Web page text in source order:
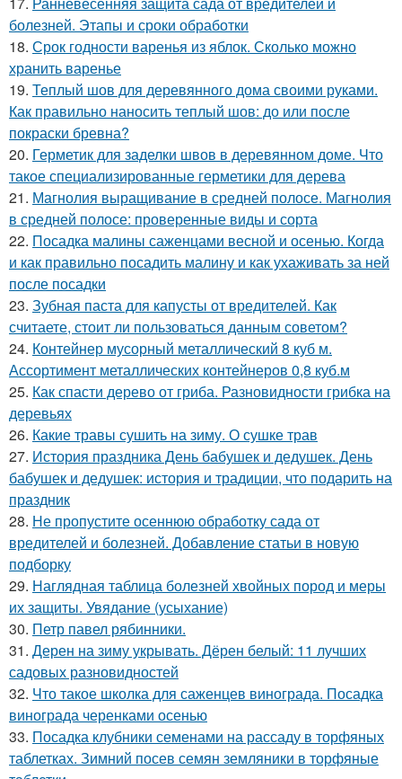
болезней. Этапы и сроки обработки
18. Срок годности варенья из яблок. Сколько можно
хранить варенье
19. Теплый шов для деревянного дома своими руками.
Как правильно наносить теплый шов: до или после
покраски бревна?
20. Герметик для заделки швов в деревянном доме. Что
такое специализированные герметики для дерева
21. Магнолия выращивание в средней полосе. Магнолия
в средней полосе: проверенные виды и сорта
22. Посадка малины саженцами весной и осенью. Когда
и как правильно посадить малину и как ухаживать за ней
после посадки
23. Зубная паста для капусты от вредителей. Как
считаете, стоит ли пользоваться данным советом?
24. Контейнер мусорный металлический 8 куб м.
Ассортимент металлических контейнеров 0,8 куб.м
25. Как спасти дерево от гриба. Разновидности грибка на
деревьях
26. Какие травы сушить на зиму. О сушке трав
27. История праздника День бабушек и дедушек. День
бабушек и дедушек: история и традиции, что подарить на
праздник
28. Не пропустите осеннюю обработку сада от
вредителей и болезней. Добавление статьи в новую
подборку
29. Наглядная таблица болезней хвойных пород и меры
их защиты. Увядание (усыхание)
30. Петр павел рябинники.
31. Дерен на зиму укрывать. Дёрен белый: 11 лучших
садовых разновидностей
32. Что такое школка для саженцев винограда. Посадка
винограда черенками осенью
33. Посадка клубники семенами на рассаду в торфяных
таблетках. Зимний посев семян земляники в торфяные